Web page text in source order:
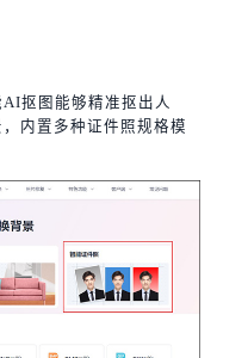
抠图能够精准抠出人
内置多种证件照规格模